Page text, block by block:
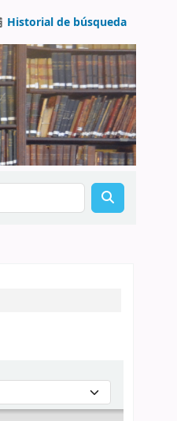
Historial de búsqueda